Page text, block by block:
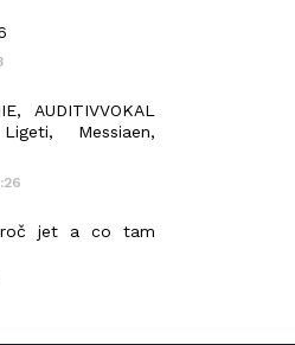
AUDITIVVOKAL
Messiaen,
jet a co tam